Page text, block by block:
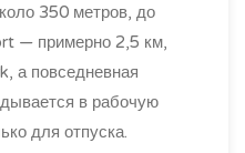
350 метров, до
— примерно 2,5 км,
а повседневная
в рабочую
для отпуска.